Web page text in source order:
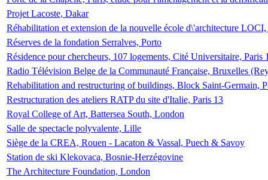
Projet Lacoste, Dakar
Réhabilitation et extension de la nouvelle école d\'architecture
Réserves de la fondation Serralves, Porto
Résidence pour chercheurs, 107 logements, Cité Universitaire, Paris
Radio Télévision Belge de la Communauté Française, Bruxelles
Rehabilitation and restructuring of buildings, Block Saint-Germain,
Restructuration des ateliers RATP du site d'Italie, Paris 13
Royal College of Art, Battersea South, London
Salle de spectacle polyvalente, Lille
Siège de la CREA, Rouen - Lacaton & Vassal, Puech & Savoy
Station de ski Klekovaca, Bosnie-Herzégovine
The Architecture Foundation, London